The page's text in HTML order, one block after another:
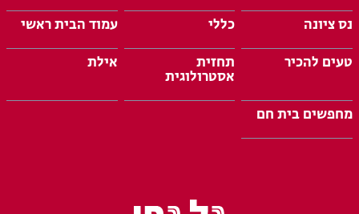
נס ציונה
כללי
עמוד הבית ראשי
טעים להכיר
תחזית
אסטרולוגית
אילת
מחפשים בית חם